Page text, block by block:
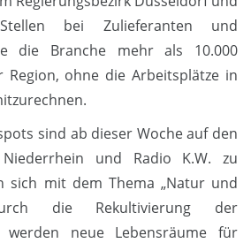
bei Zulieferanten und
die Branche mehr als 10.000
Region, ohne die Arbeitsplätze in
sind ab dieser Woche auf den
und Radio K.W. zu
sich mit dem Thema „Natur und
die Rekultivierung der
werden neue Lebensräume für